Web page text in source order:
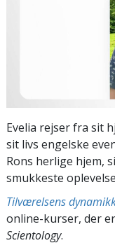
Evelia rejser fra sit
sit livs engelske
Rons herlige hjem,
smukkeste
Tilværelsens
online-kurser, der
Scientology.